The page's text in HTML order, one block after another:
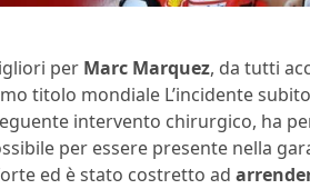
per Marc Marquez, da tutti
titolo mondiale L’incidente subito
intervento chirurgico, ha
per essere presente nella
ed è stato costretto ad